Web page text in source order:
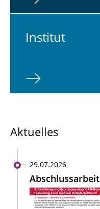
In­sti­tut
Aktuelles
29.07.2026
Abschlussarbeit